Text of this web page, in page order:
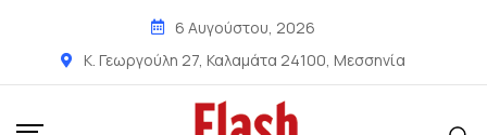
6 Αυγούστου, 2026
Κ. Γεωργούλη 27, Καλαμάτα 24100, Μεσσηνία